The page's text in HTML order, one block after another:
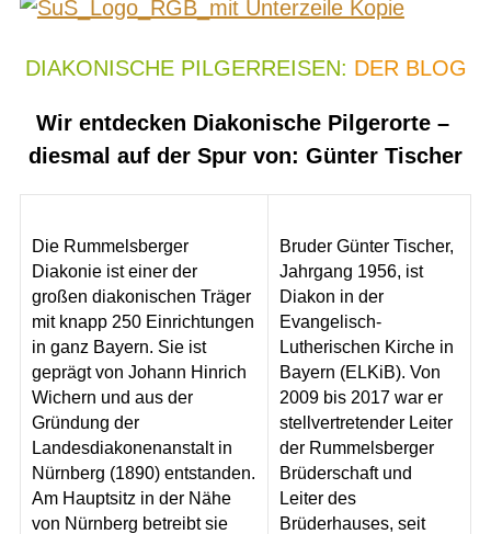
DIAKONISCHE PILGERREISEN: DER BLOG
Wir entdecken Diakonische Pilgerorte –
diesmal auf der Spur von: Günter Tischer
Die Rummelsberger
Diakonie ist einer der
großen diakonischen Träger
mit knapp 250 Einrichtungen
in ganz Bayern. Sie ist
geprägt von Johann Hinrich
Wichern und aus der
Gründung der
Landesdiakonenanstalt in
Nürnberg (1890) entstanden.
Am Hauptsitz in der Nähe
von Nürnberg betreibt sie
Bruder Günter Tischer,
Jahrgang 1956, ist
Diakon in der
Evangelisch-
Lutherischen Kirche in
Bayern (ELKiB). Von
2009 bis 2017 war er
stellvertretender Leiter
der Rummelsberger
Brüderschaft und
Leiter des
Brüderhauses, seit